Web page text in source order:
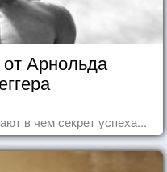
Арнольда
в чем секрет успеха...